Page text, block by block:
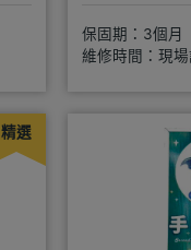
保固期：3個月
維修時間：現
精選